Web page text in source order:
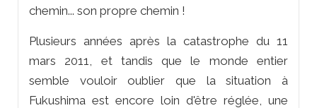
chemin... son propre chemin !
Plusieurs années après la catastrophe du 11
mars 2011, et tandis que le monde entier
semble vouloir oublier que la situation à
Fukushima est encore loin d'être réglée, une